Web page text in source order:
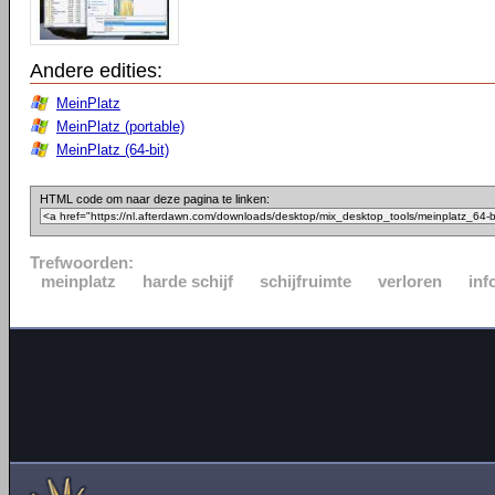
Andere edities:
MeinPlatz
MeinPlatz (portable)
MeinPlatz (64-bit)
HTML code om naar deze pagina te linken:
Trefwoorden:
meinplatz
harde schijf schijfruimte verloren